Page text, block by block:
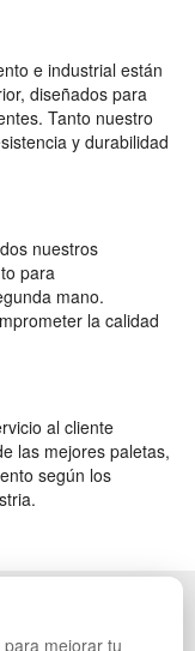
e industrial están
diseñados para
Tanto nuestro
y durabilidad
nuestros
para
mano.
la calidad
al cliente
las mejores paletas,
según los
mejorar tu